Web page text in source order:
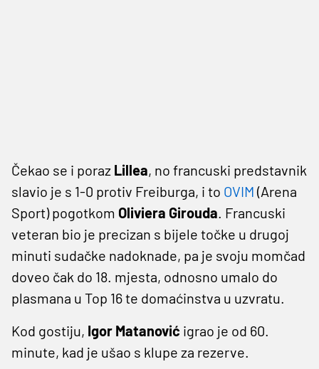
Čekao se i poraz Lillea, no francuski predstavnik
slavio je s 1-0 protiv Freiburga, i to OVIM (Arena
Sport) pogotkom Oliviera Girouda. Francuski
veteran bio je precizan s bijele točke u drugoj
minuti sudačke nadoknade, pa je svoju momčad
doveo čak do 18. mjesta, odnosno umalo do
plasmana u Top 16 te domaćinstva u uzvratu.
Kod gostiju, Igor Matanović igrao je od 60.
minute, kad je ušao s klupe za rezerve.